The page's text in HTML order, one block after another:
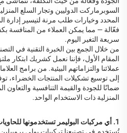
السوبرماركت الدوليين وتجار السلع
المحدد وخيارات طلب مرنة لتيسير إدارة
فعّالة — مما يمكن العملاء من المنافسة
سريعة التغير اليوم.
من خلال الجمع بين الخبرة التقنية في
المقام الأول، فإننا نعمل كشريك
عملائنا والتزاماتهم البيئية. من برامج
إلى توسيع تشكيلات المنتجات الخضراء،
ضمانًا للجودة والقيمة التنافسية
المنزلية ذات الاستخدام الواحد.
1. أي مركبات البوليمر تستخدمونها للحاويات الغذائية؟